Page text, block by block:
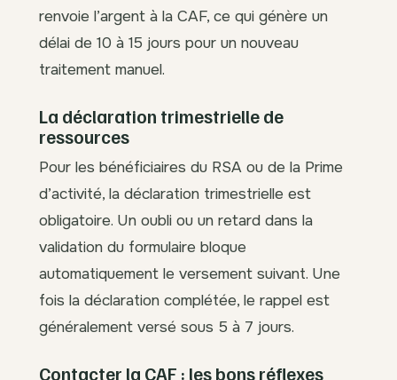
renvoie l’argent à la CAF, ce qui génère un
délai de 10 à 15 jours pour un nouveau
traitement manuel.
La déclaration trimestrielle de
ressources
Pour les bénéficiaires du RSA ou de la Prime
d’activité, la déclaration trimestrielle est
obligatoire. Un oubli ou un retard dans la
validation du formulaire bloque
automatiquement le versement suivant. Une
fois la déclaration complétée, le rappel est
généralement versé sous 5 à 7 jours.
Contacter la CAF : les bons réflexes